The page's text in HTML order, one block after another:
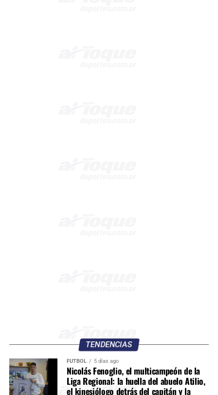
TENDENCIAS
FÚTBOL 5 días ago
Nicolás Fenoglio, el multicampeón de la
Liga Regional: la huella del abuelo Atilio,
el kinesiólogo detrás del capitán y la